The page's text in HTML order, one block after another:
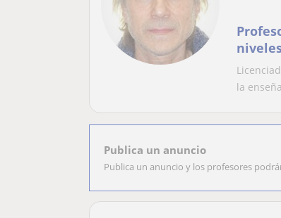
la
Publica un anuncio
Publica un anuncio y los profesores